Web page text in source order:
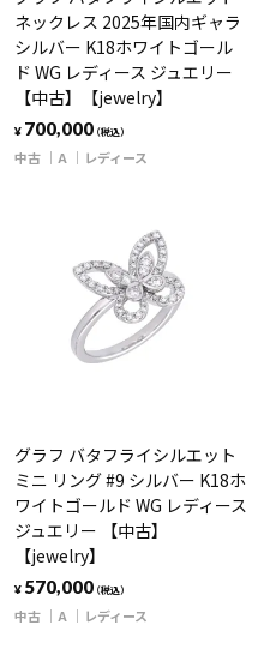
ネックレス 2025年国内ギャラ
シルバー K18ホワイトゴール
ド WG レディース ジュエリー
【中古】【jewelry】
¥ 700,000（税込）
中古 A レディース
グラフ バタフライシルエット
ミニ リング #9 シルバー K18ホ
ワイトゴールド WG レディース
ジュエリー 【中古】
【jewelry】
¥ 570,000（税込）
中古 A レディース